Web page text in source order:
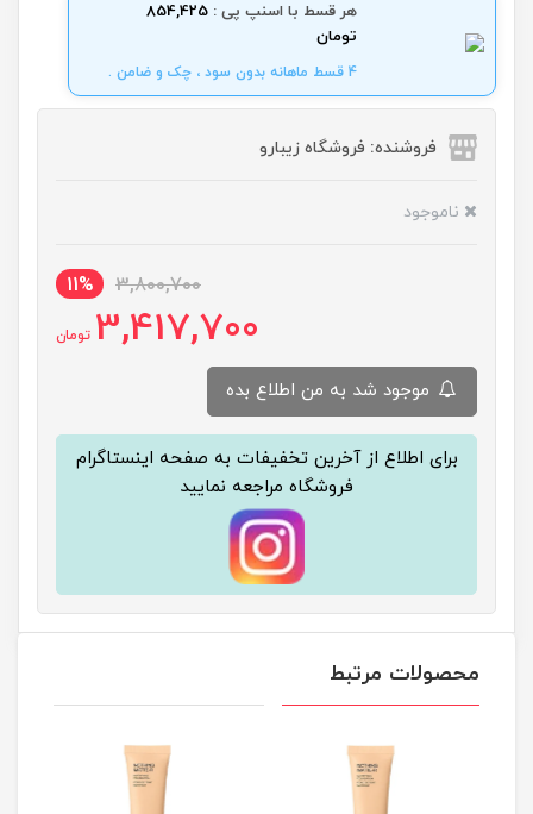
هر قسط با اسنپ پی : 854,425
تومان
4 قسط ماهانه بدون سود ، چک و ضامن .
فروشنده: فروشگاه زیبارو
ناموجود
3,800,700
11%
3,417,700 تومان
برای اطلاع از آخرین تخفیفات به صفحه اینستاگرام
فروشگاه مراجعه نمایید
محصولات مرتبط